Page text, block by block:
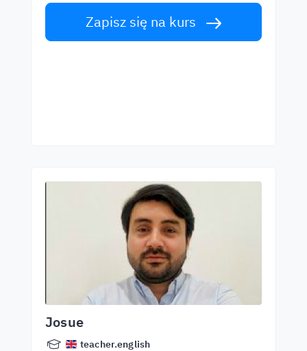
Zapisz się na kurs
Josue
teacher.english